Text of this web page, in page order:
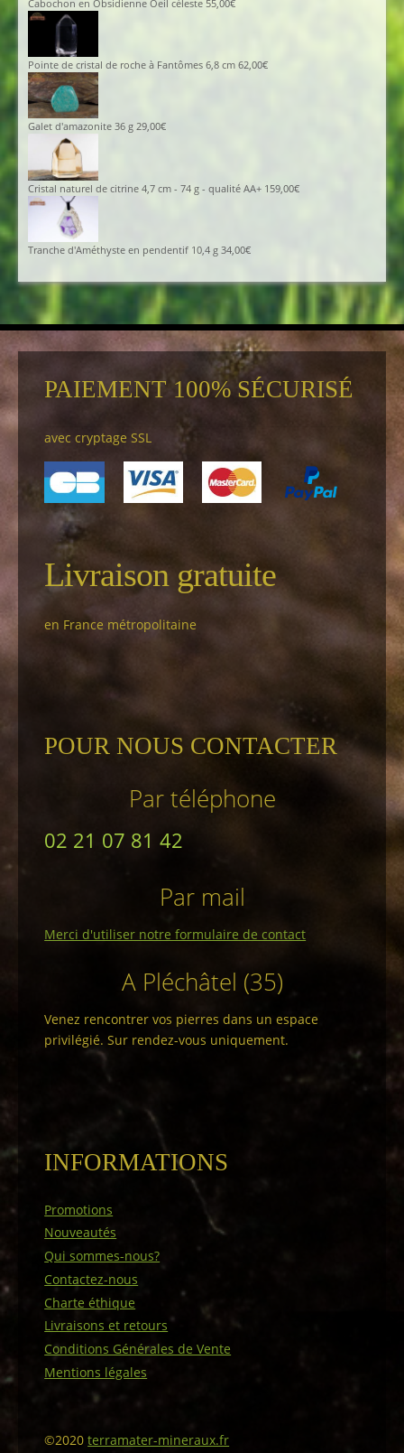
Cabochon en Obsidienne Oeil céleste 55,00€
Pointe de cristal de roche à Fantômes 6,8 cm 62,00€
Galet d'amazonite 36 g 29,00€
Cristal naturel de citrine 4,7 cm - 74 g - qualité AA+ 159,00€
Tranche d'Améthyste en pendentif 10,4 g 34,00€
PAIEMENT 100% SÉCURISÉ
avec cryptage SSL
Livraison gratuite
en France métropolitaine
POUR NOUS CONTACTER
Par téléphone
02 21 07 81 42
Par mail
Merci d'utiliser notre formulaire de contact
A Pléchâtel (35)
Venez rencontrer vos pierres dans un espace
privilégié. Sur rendez-vous uniquement.
INFORMATIONS
Promotions
Nouveautés
Qui sommes-nous?
Contactez-nous
Charte éthique
Livraisons et retours
Conditions Générales de Vente
Mentions légales
©2020terramater-mineraux.fr